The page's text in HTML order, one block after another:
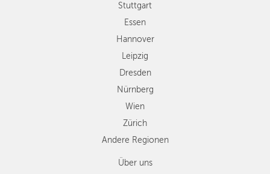
Wien
Zürich
Andere
Regionen
Stuttgart
Essen
Hannover
Leipzig
Dresden
Nürnberg
Wien
Zürich
Andere Regionen
Über uns